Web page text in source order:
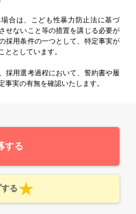
場合は、こども性暴力防止法に基づ
せないこと等の措置を講じる必要が
採用条件の一つとして、特定事実が
ととしています。
採用選考過程において、誓約書や履
事実の有無を確認いたします。
する
る